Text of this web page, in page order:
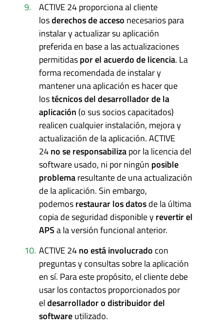
ACTIVE 24 proporciona al cliente
losderechos de acceso necesarios para
instalar y actualizar su aplicación
preferida en base a las actualizaciones
permitidaspor el acuerdo de licencia. La
forma recomendada de instalar y
mantener una aplicación es hacer que
lostécnicos del desarrollador de la
aplicación (o sus socios capacitados)
realicen cualquier instalación, mejora y
actualización de la aplicación. ACTIVE
24no se responsabilizapor la licencia del
software usado, ni por ningún posible
problemaresultante de una actualización
de la aplicación. Sin embargo,
podemosrestaurar los datosde la última
copia de seguridad disponible yrevertir el
APSa la versión funcional anterior.
ACTIVE 24no está involucrado con
preguntas y consultas sobre la aplicación
en sí. Para este propósito, el cliente debe
usar los contactos proporcionados por
eldesarrollador o distribuidor del
softwareutilizado.